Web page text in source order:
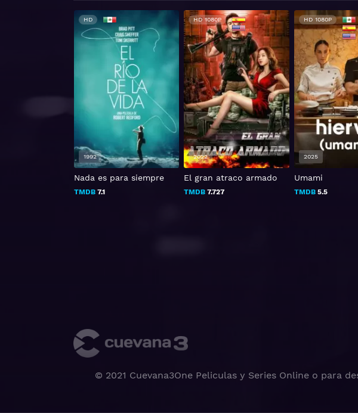
Nada es para siempre
TMDB7.1
HD
1992
El gran atraco armado
TMDB 7.727
HD 1080P
2022
Umami
TMDB5.5
HD 1080P
2025
© 2021 Cuevana3One Peliculas y Series Online o para